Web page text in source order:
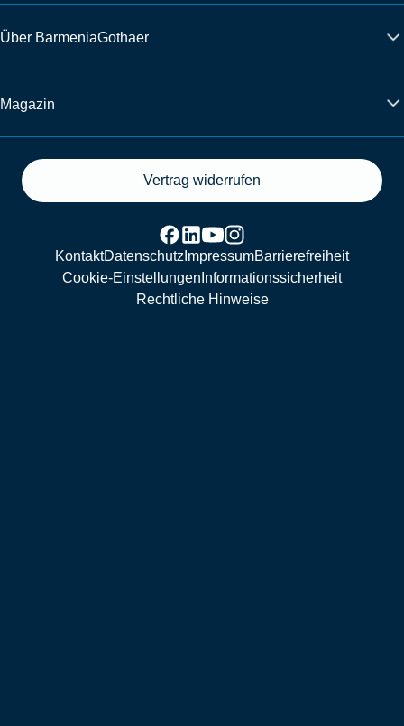
Über BarmeniaGothaer
Magazin
Vertrag widerrufen
KontaktDatenschutz ImpressumBarrierefreiheit
Cookie-Einstellungen Informationssicherheit
Rechtliche Hinweise